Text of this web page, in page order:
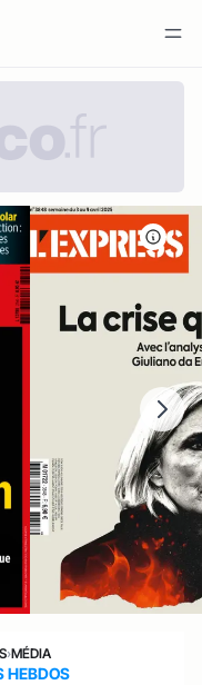
›MÉDIA
HEBDOS